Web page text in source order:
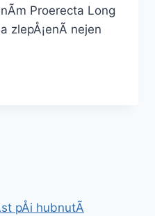
Proerecta Long
zlepÅ¡enÃ­ nejen
pÅi hubnutÃ­